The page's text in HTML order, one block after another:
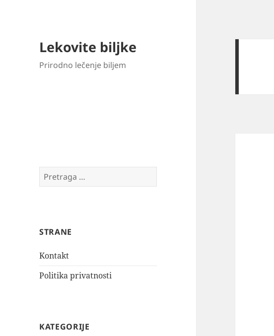
Lekovite biljke
Prirodno lečenje biljem
Pretraga
za:
STRANE
Kontakt
Politika privatnosti
KATEGORIJE